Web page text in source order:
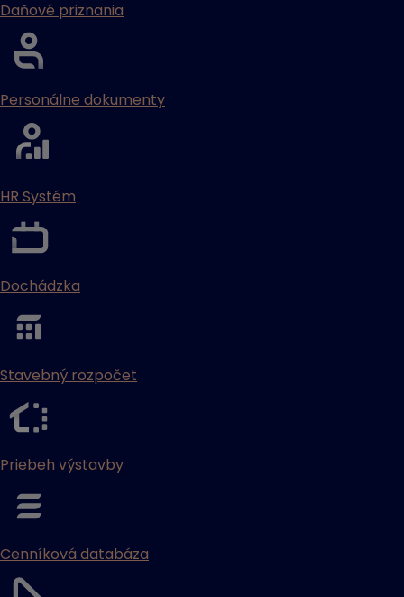
Daňové priznania
Personálne dokumenty
HR Systém
Dochádzka
Stavebný rozpočet
Priebeh výstavby
Cenníková databáza